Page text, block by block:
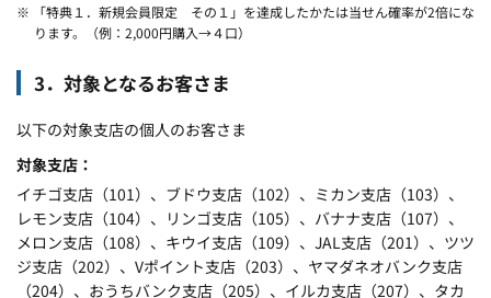
※ 「特典１．新規会員限定 その１」を達成したかたは当せん確率が2倍にな
ります。（例：2,000円購入→４口）
3．対象となるお客さま
以下の対象支店の個人のお客さま
対象支店
イチゴ支店（101）、ブドウ支店（102）、ミカン支店（103）、
レモン支店（104）、リンゴ支店（105）、バナナ支店（107）、
メロン支店（108）、キウイ支店（109）、JAL支店（201）、ツツ
ジ支店（202）、Vポイント支店（203）、ヤマダネオバンク支店
（204）、おうちバンク支店（205）、イルカ支店（207）、タカ